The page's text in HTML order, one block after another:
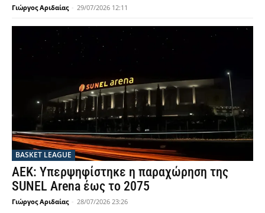
Γιώργος Αριδαίας - 29/07/2026 12:11
BASKET LEAGUE
ΑΕΚ: Υπερψηφίστηκε η παραχώρηση της
SUNEL Arena έως το 2075
Γιώργος Αριδαίας - 28/07/2026 23:26